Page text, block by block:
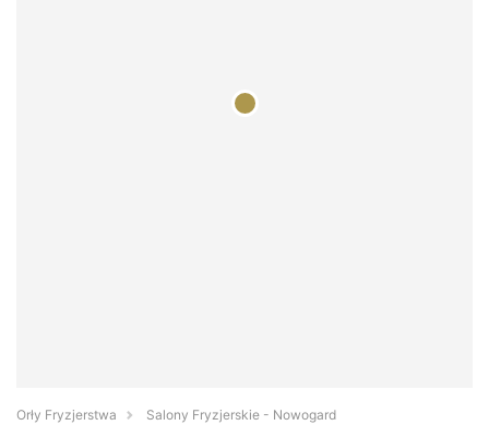
Orły Fryzjerstwa
Salony Fryzjerskie - Nowogard